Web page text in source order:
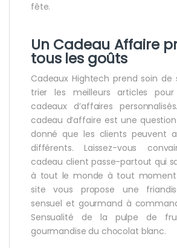
fête.
Un Cadeau Affaire
tous les goûts
Cadeaux Hightech prend soin de
trier les meilleurs articles
cadeaux d’affaires
cadeau d’affaire est une
donné que les clients peuvent
différents. Laissez-vous
cadeau client passe-partout qui
à tout le monde à tout moment
site vous propose une
sensuel et gourmand à
Sensualité de la pulpe de
gourmandise du chocolat blanc.